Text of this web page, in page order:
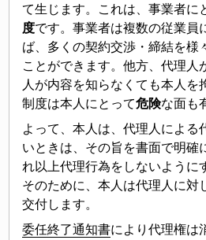
て生じます。これは、事業者に
度です。事業者は複数の従業員
ば、多くの契約交渉・締結を様
ことができます。他方、代理人
人が内容を知らなくても本人を
制度は本人にとって危険な面も
よって、本人は、代理人による
いときは、その旨を書面で明確
れ以上代理行為をしないように
そのために、本人は代理人に対
交付します。
委任終了通知書により代理権は